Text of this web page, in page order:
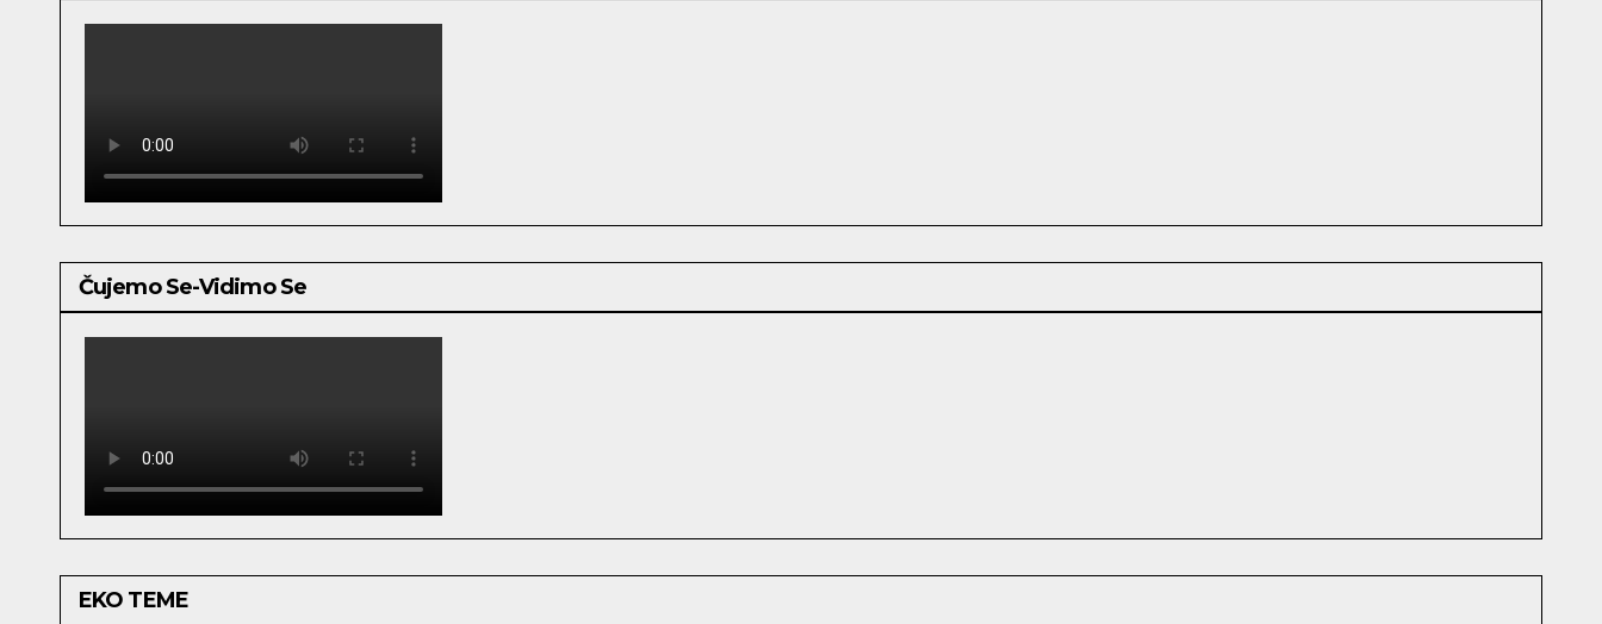
Čujemo Se-Vidimo Se
EKO TEME